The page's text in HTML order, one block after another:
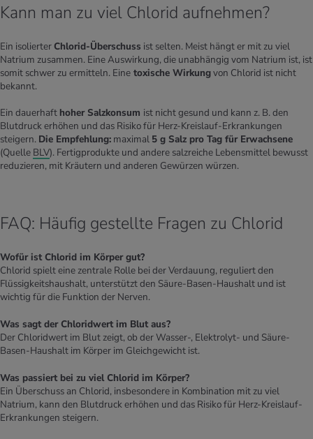
Kann man zu viel Chlorid aufnehmen?
Ein isolierterChlorid-Überschuss ist selten. Meist hängt er mit zu viel
Natrium zusammen. Eine Auswirkung, die unabhängig vom Natrium ist, ist
somit schwer zu ermitteln. Eine toxische Wirkungvon Chlorid ist nicht
bekannt.
Ein dauerhaft hoher Salzkonsum ist nicht gesund und kann z. B. den
Blutdruck erhöhen und das Risiko für Herz-Kreislauf-Erkrankungen
steigern. Die Empfehlung: maximal 5 g Salz pro Tag für Erwachsene
(Quelle BLV). Fertigprodukte und andere salzreiche Lebensmittel bewusst
reduzieren, mit Kräutern und anderen Gewürzen würzen.
FAQ: Häufig gestellte Fragen zu Chlorid
Wofür ist Chlorid im Körper gut?
Chlorid spielt eine zentrale Rolle bei der Verdauung, reguliert den
Flüssigkeitshaushalt, unterstützt den Säure-Basen-Haushalt und ist
wichtig für die Funktion der Nerven.
Was sagt der Chloridwert im Blut aus?
Der Chloridwert im Blut zeigt, ob der Wasser-, Elektrolyt- und Säure-
Basen-Haushalt im Körper im Gleichgewicht ist.
Was passiert bei zu viel Chlorid im Körper?
Ein Überschuss an Chlorid, insbesondere in Kombination mit zu viel
Natrium, kann den Blutdruck erhöhen und das Risiko für Herz-Kreislauf-
Erkrankungen steigern.